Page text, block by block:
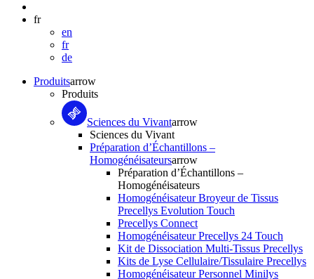
fr
en
fr
de
Produitsarrow
Produits
Sciences du Vivantarrow
Sciences du Vivant
Préparation d’Échantillons –
Homogénéisateursarrow
Préparation d’Échantillons –
Homogénéisateurs
Homogénéisateur Broyeur de Tissus
Precellys Evolution Touch
Precellys Connect
Homogénéisateur Precellys 24 Touch
Kit de Dissociation Multi-Tissus Precellys
Kits de Lyse Cellulaire/Tissulaire Precellys
Homogénéisateur Personnel Minilys